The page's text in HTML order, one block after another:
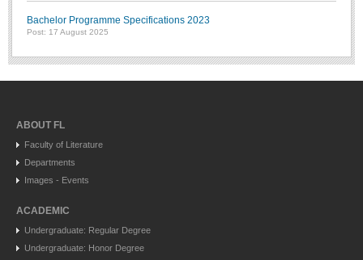
Bachelor Programme Specifications 2023
Post: 17 August 2025
ABOUT FL
Faculty of Literature
Departments
Images - Events
ACADEMIC
Undergraduate: Regular Degree
Undergraduate: Honor Degree